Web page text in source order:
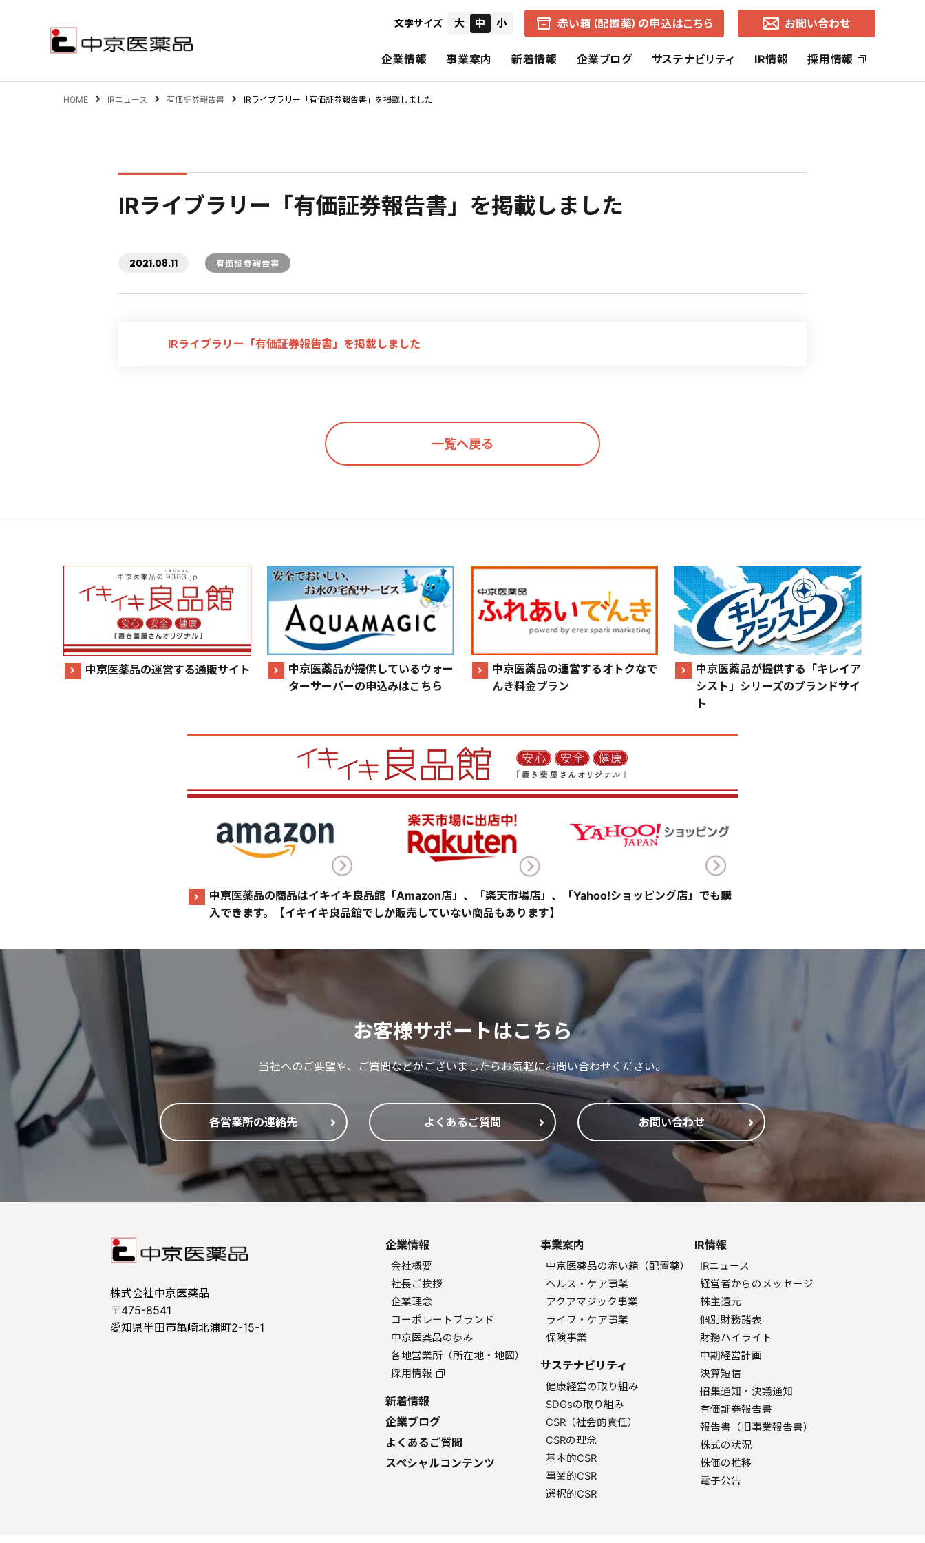
文字サイズ 大 中 小 赤い箱（配置薬）の申込はこちら お問い合わせ
企業情報
企業情報 中京医薬品の歩み
事業案内
保険事業
新着情報 企業ブログ サステナビリティ
CSRの理念 基本的CSR
IR情報
IR情報 決算短信 招集通知・決議通知
採用情報
HOME IRニュース 有価証券報告書 IRライブラリー「有価証券報告書」を掲載しました
IRライブラリー「有価証券報告書」を掲載しました
2021.08.11 有価証券報告書
IRライブラリー「有価証券報告書」を掲載しました
一覧へ戻る
中京医薬品の運営する通販サイト
中京医薬品が提供しているウォー
ターサーバーの申込みはこちら
中京医薬品の運営するオトクなで
んき料金プラン
中京医薬品が提供する「キレイア
シスト」シリーズのブランドサイ
ト
中京医薬品の商品はイキイキ良品館「Amazon店」、「楽天市場店」、「Yahoo!ショッピング店」でも購
入できます。【イキイキ良品館でしか販売していない商品もあります】
お客様サポートはこちら
当社へのご要望や、ご質問などがございましたらお気軽にお問い合わせください。
各営業所の連絡先 よくあるご質問 お問い合わせ
株式会社中京医薬品
〒475-8541
愛知県半田市亀崎北浦町2-15-1
企業情報
会社概要
社長ご挨拶
企業理念
コーポレートブランド
中京医薬品の歩み
各地営業所（所在地・地図）
採用情報
新着情報
企業ブログ
よくあるご質問
スペシャルコンテンツ
事業案内
中京医薬品の赤い箱（配置薬）
ヘルス・ケア事業
アクアマジック事業
ライフ・ケア事業
保険事業
サステナビリティ
健康経営の取り組み
SDGsの取り組み
CSR（社会的責任）
CSRの理念
基本的CSR
事業的CSR
選択的CSR
IR情報
IRニュース
経営者からのメッセージ
株主還元
個別財務諸表
財務ハイライト
中期経営計画
決算短信
招集通知・決議通知
有価証券報告書
報告書（旧事業報告書）
株式の状況
株価の推移
電子公告